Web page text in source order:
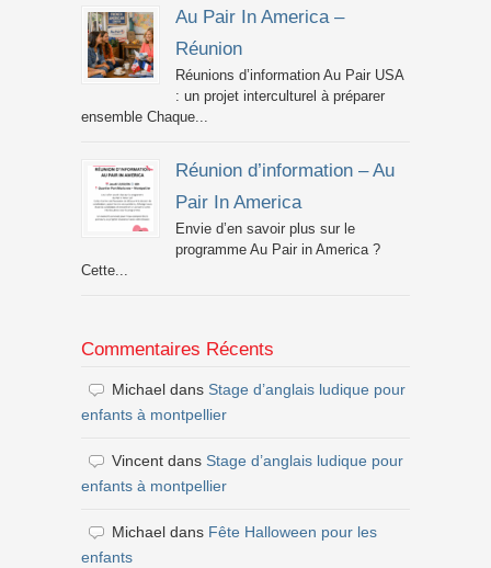
Au Pair In America –
Réunion
Réunions d’information Au Pair USA
: un projet interculturel à préparer
ensemble Chaque...
Réunion d’information – Au
Pair In America
Envie d’en savoir plus sur le
programme Au Pair in America ?
Cette...
Commentaires Récents
Michael dans Stage d’anglais ludique pour
enfants à montpellier
Vincent dans Stage d’anglais ludique pour
enfants à montpellier
Michael dans Fête Halloween pour les
enfants